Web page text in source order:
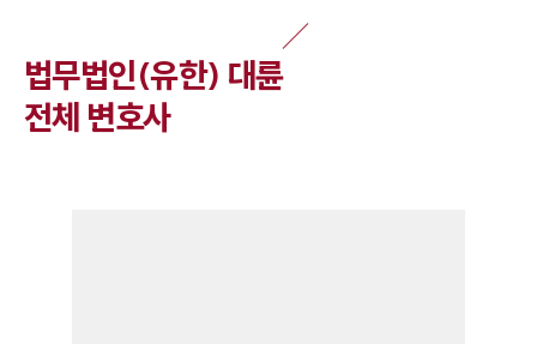
법무법인(유한) 대륜
전체 변호사